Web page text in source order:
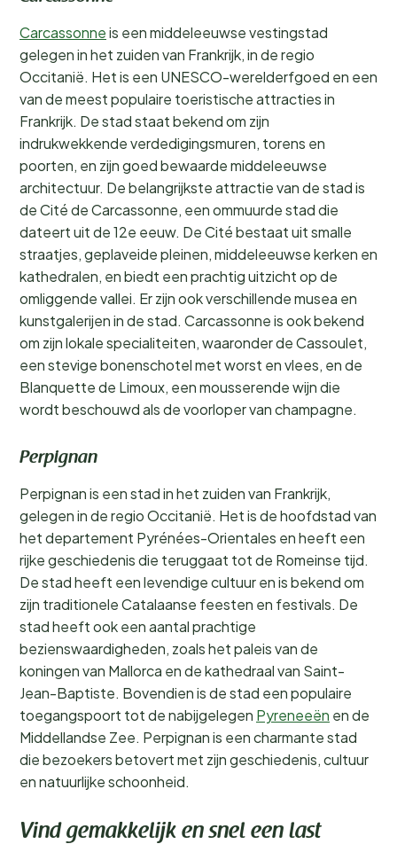
Carcassonneis een middeleeuwse vestingstad
gelegen in het zuiden van Frankrijk, in de regio
Occitanië. Het is een UNESCO-werelderfgoed en een
van de meest populaire toeristische attracties in
Frankrijk. De stad staat bekend om zijn
indrukwekkende verdedigingsmuren, torens en
poorten, en zijn goed bewaarde middeleeuwse
architectuur. De belangrijkste attractie van de stad is
de Cité de Carcassonne, een ommuurde stad die
dateert uit de 12e eeuw. De Cité bestaat uit smalle
straatjes, geplaveide pleinen, middeleeuwse kerken en
kathedralen, en biedt een prachtig uitzicht op de
omliggende vallei. Er zijn ook verschillende musea en
kunstgalerijen in de stad. Carcassonne is ook bekend
om zijn lokale specialiteiten, waaronder de Cassoulet,
een stevige bonenschotel met worst en vlees, en de
Blanquette de Limoux, een mousserende wijn die
wordt beschouwd als de voorloper van champagne.
Perpignan
Perpignan is een stad in het zuiden van Frankrijk,
gelegen in de regio Occitanië. Het is de hoofdstad van
het departement Pyrénées-Orientales en heeft een
rijke geschiedenis die teruggaat tot de Romeinse tijd.
De stad heeft een levendige cultuur en is bekend om
zijn traditionele Catalaanse feesten en festivals. De
stad heeft ook een aantal prachtige
bezienswaardigheden, zoals het paleis van de
koningen van Mallorca en de kathedraal van Saint-
Jean-Baptiste. Bovendien is de stad een populaire
toegangspoort tot de nabijgelegen Pyreneeën en de
Middellandse Zee. Perpignan is een charmante stad
die bezoekers betovert met zijn geschiedenis, cultuur
en natuurlijke schoonheid.
Vind gemakkelijk en snel een last